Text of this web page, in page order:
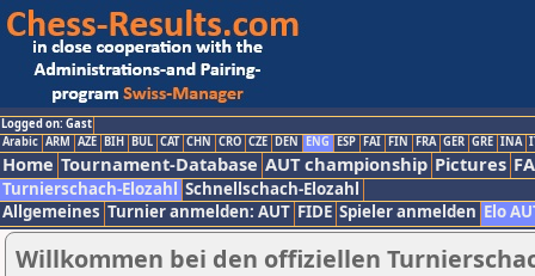
Logged on: Gast
Arabic ARM AZE BIH BUL CAT CHN CRO CZE DEN ENG ESP FAI FIN FRA GER GRE INA
Home Tournament-Database AUT championship Pictures
Turnierschach-Elozahl Schnellschach-Elozahl
Allgemeines Turnier anmelden: AUT FIDE Spieler anmelden Elo
Willkommen bei den offiziellen